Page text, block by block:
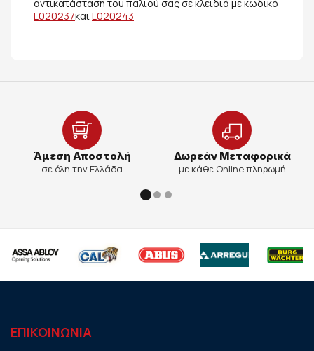
αντικατάσταση του παλιού σας σε κλειδιά με κωδικό
L020237καιL020243
Άμεση Αποστολή
σε όλη την Ελλάδα
Δωρεάν Μεταφορικά
με κάθε Online πληρωμή
ΕΠΙΚΟΙΝΩΝΙΑ